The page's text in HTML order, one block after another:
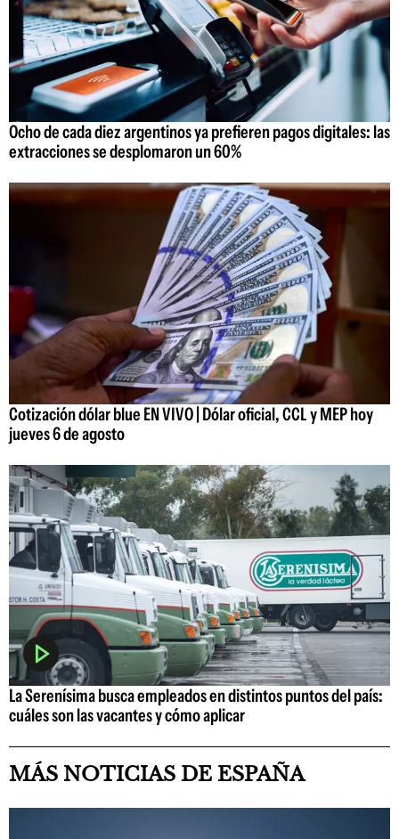
Ocho de cada diez argentinos ya prefieren pagos digitales: las
extracciones se desplomaron un 60%
Cotización dólar blue EN VIVO | Dólar oficial, CCL y MEP hoy
jueves 6 de agosto
La Serenísima busca empleados en distintos puntos del país:
cuáles son las vacantes y cómo aplicar
MÁS NOTICIAS DE ESPAÑA